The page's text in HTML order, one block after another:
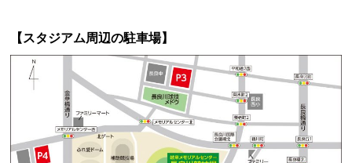
【スタジアム周辺の駐車場】